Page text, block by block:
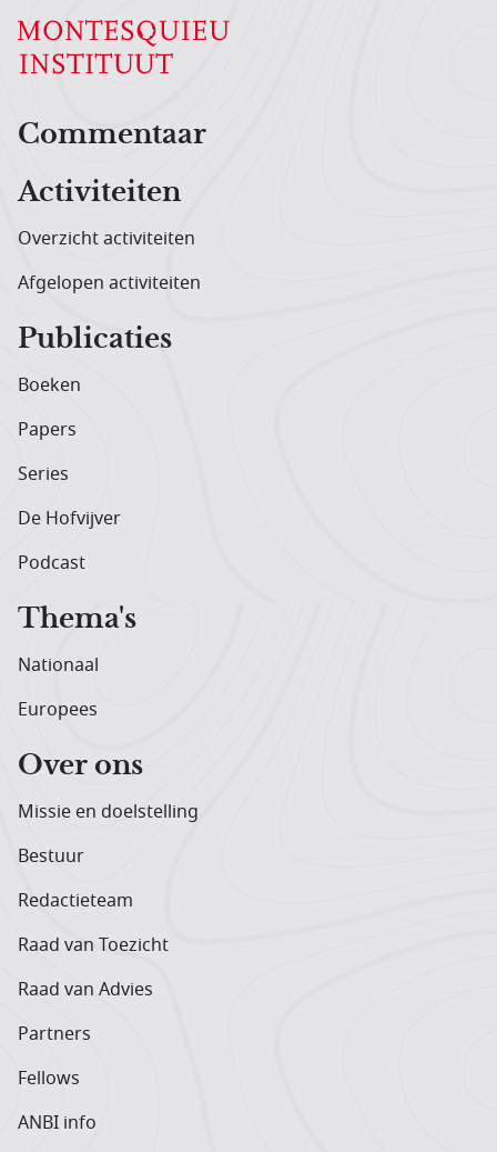
Hoofdnavigatiemenu
Commentaar
Activiteiten
Overzicht activiteiten
Afgelopen activiteiten
Publicaties
Boeken
Papers
Series
De Hofvijver
Podcast
Thema's
Nationaal
Europees
Over ons
Missie en doelstelling
Bestuur
Redactieteam
Raad van Toezicht
Raad van Advies
Partners
Fellows
ANBI info